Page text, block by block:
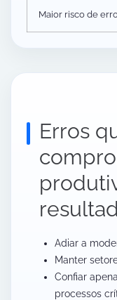
Maior risco de
Erros
Adiar a
Manter
Confiar
processos